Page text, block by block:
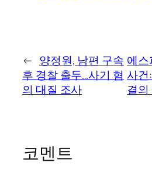
← 양정원, 남편 구속
후 경찰 출두…사기 혐
의 대질 조사
에스
사건
결의
코멘트